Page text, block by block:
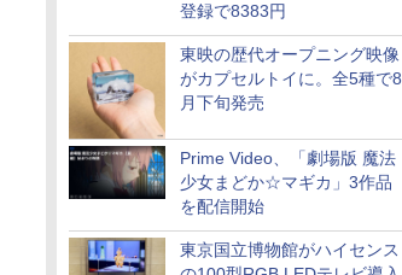
登録で8383円
東映の歴代オープニング映像
がカプセルトイに。全5種で8
月下旬発売
Prime Video、「劇場版 魔法
少女まどか☆マギカ」3作品
を配信開始
東京国立博物館がハイセンス